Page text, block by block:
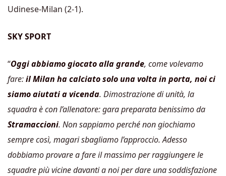
Udinese-Milan (2-1).
SKY SPORT
“Oggi abbiamo giocato alla grande, come volevamo
fare:il Milan ha calciato solo una volta in porta, noi ci
siamo aiutati a vicenda. Dimostrazione di unità, la
squadra è con l’allenatore: gara preparata benissimo da
Stramaccioni. Non sappiamo perché non giochiamo
sempre così, magari sbagliamo l’approccio. Adesso
dobbiamo provare a fare il massimo per raggiungere le
squadre più vicine davanti a noi per dare una soddisfazione